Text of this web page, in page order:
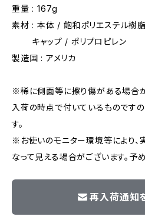
重量 : 167g
素材 : 本体 / 飽和ポリエステル樹脂
キャップ / ポリプロピレン
製造国 : アメリカ
※稀に側面等に擦り傷がある場合が
入荷の時点で付いているものです
す。
※お使いのモニター環境等により
なって見える場合がございます。予
再入荷通知